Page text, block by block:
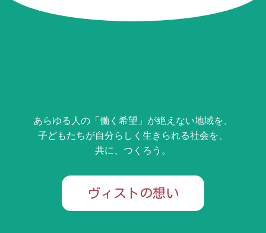
あらゆる人の「働く希望」が絶えない地域を、
子どもたちが自分らしく生きられる社会を、
共に、つくろう。
ヴィストの想い